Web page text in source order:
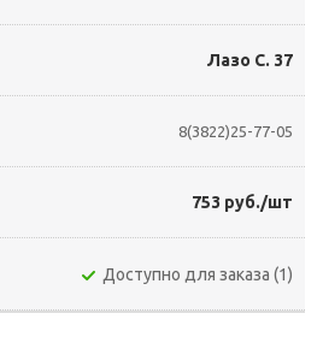
Лазо С. 37
8(3822)25-77-05
753 руб./шт
Доступно для заказа (1)